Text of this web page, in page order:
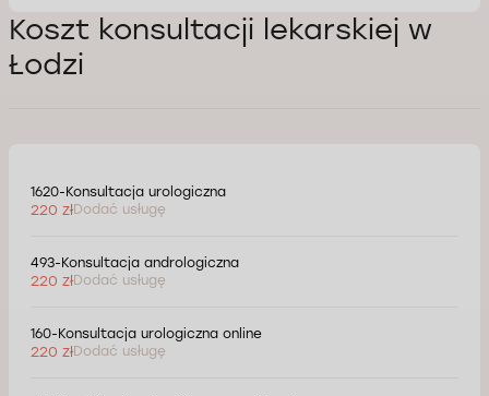
Koszt konsultacji lekarskiej w
Łodzi
1620-Konsultacja urologiczna
220 złDodać usługę
493-Konsultacja andrologiczna
220 złDodać usługę
160-Konsultacja urologiczna online
220 złDodać usługę